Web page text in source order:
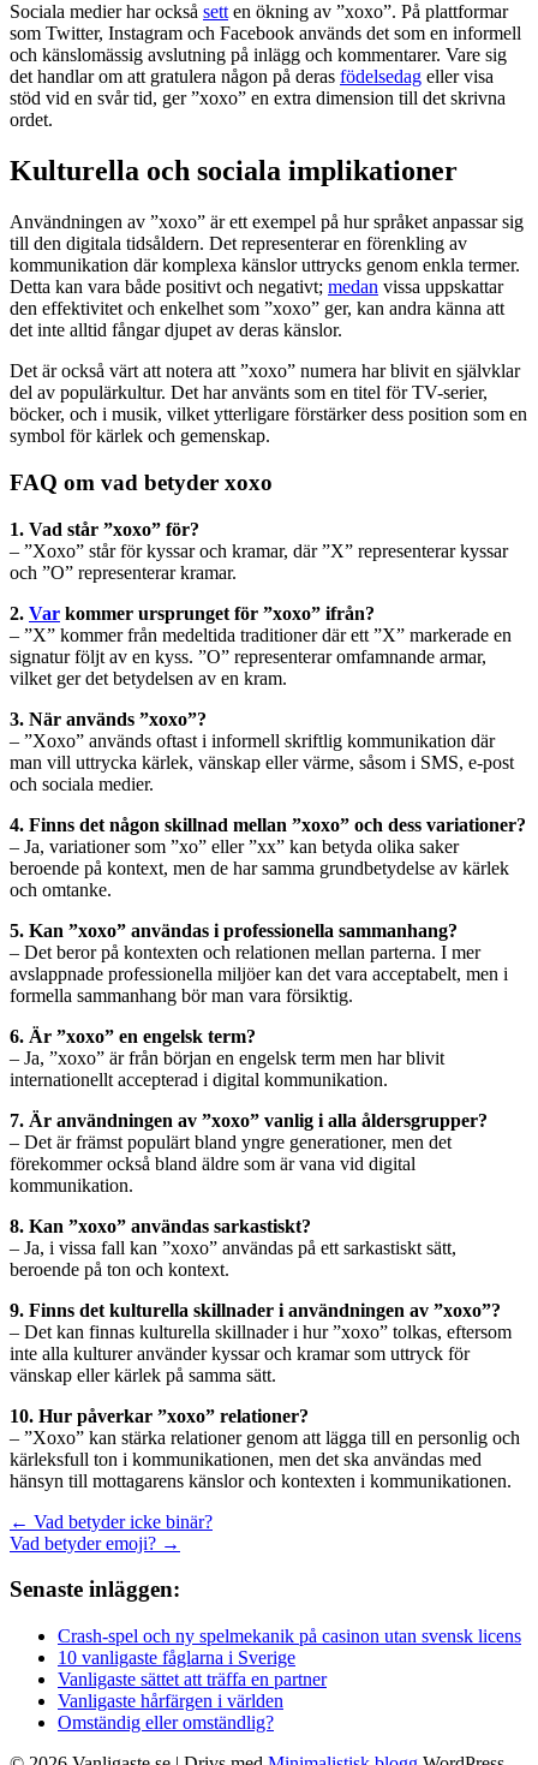
Sociala medier har också setten ökning av ”xoxo”. På plattformar
som Twitter, Instagram och Facebook används det som en informell
och känslomässig avslutning på inlägg och kommentarer. Vare sig
det handlar om att gratulera någon på deras födelsedag eller visa
stöd vid en svår tid, ger ”xoxo” en extra dimension till det skrivna
ordet.
Kulturella och sociala implikationer
Användningen av ”xoxo” är ett exempel på hur språket anpassar sig
till den digitala tidsåldern. Det representerar en förenkling av
kommunikation där komplexa känslor uttrycks genom enkla termer.
Detta kan vara både positivt och negativt; medan vissa uppskattar
den effektivitet och enkelhet som ”xoxo” ger, kan andra känna att
det inte alltid fångar djupet av deras känslor.
Det är också värt att notera att ”xoxo” numera har blivit en självklar
del av populärkultur. Det har använts som en titel för TV-serier,
böcker, och i musik, vilket ytterligare förstärker dess position som en
symbol för kärlek och gemenskap.
FAQ om vad betyder xoxo
1. Vad står ”xoxo” för?
– ”Xoxo” står för kyssar och kramar, där ”X” representerar kyssar
och ”O” representerar kramar.
2. Var kommer ursprunget för ”xoxo” ifrån?
– ”X” kommer från medeltida traditioner där ett ”X” markerade en
signatur följt av en kyss. ”O” representerar omfamnande armar,
vilket ger det betydelsen av en kram.
3. När används ”xoxo”?
– ”Xoxo” används oftast i informell skriftlig kommunikation där
man vill uttrycka kärlek, vänskap eller värme, såsom i SMS, e-post
och sociala medier.
4. Finns det någon skillnad mellan ”xoxo” och dess variationer?
– Ja, variationer som ”xo” eller ”xx” kan betyda olika saker
beroende på kontext, men de har samma grundbetydelse av kärlek
och omtanke.
5. Kan ”xoxo” användas i professionella sammanhang?
– Det beror på kontexten och relationen mellan parterna. I mer
avslappnade professionella miljöer kan det vara acceptabelt, men i
formella sammanhang bör man vara försiktig.
6. Är ”xoxo” en engelsk term?
– Ja, ”xoxo” är från början en engelsk term men har blivit
internationellt accepterad i digital kommunikation.
7. Är användningen av ”xoxo” vanlig i alla åldersgrupper?
– Det är främst populärt bland yngre generationer, men det
förekommer också bland äldre som är vana vid digital
kommunikation.
8. Kan ”xoxo” användas sarkastiskt?
– Ja, i vissa fall kan ”xoxo” användas på ett sarkastiskt sätt,
beroende på ton och kontext.
9. Finns det kulturella skillnader i användningen av ”xoxo”?
– Det kan finnas kulturella skillnader i hur ”xoxo” tolkas, eftersom
inte alla kulturer använder kyssar och kramar som uttryck för
vänskap eller kärlek på samma sätt.
10. Hur påverkar ”xoxo” relationer?
– ”Xoxo” kan stärka relationer genom att lägga till en personlig och
kärleksfull ton i kommunikationen, men det ska användas med
hänsyn till mottagarens känslor och kontexten i kommunikationen.
Inläggsnavigering
← Vad betyder icke binär?
Vad betyder emoji? →
Senaste inläggen:
Crash-spel och ny spelmekanik på casinon utan svensk licens
10 vanligaste fåglarna i Sverige
Vanligaste sättet att träffa en partner
Vanligaste hårfärgen i världen
Omständig eller omständlig?